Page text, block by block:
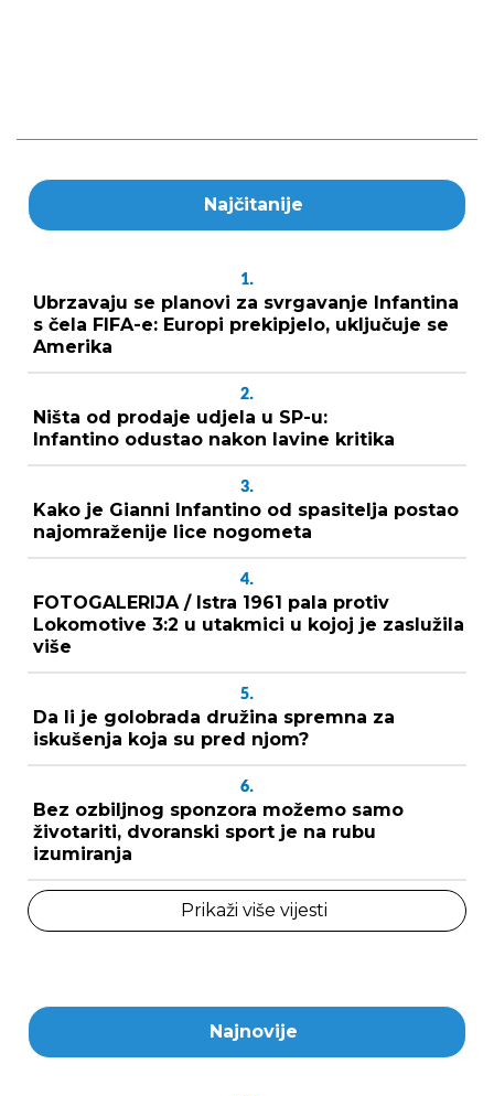
Najčitanije
1.
Ubrzavaju se planovi za svrgavanje Infantina
s čela FIFA-e: Europi prekipjelo, uključuje se
Amerika
2.
Ništa od prodaje udjela u SP-u:
Infantino odustao nakon lavine kritika
3.
Kako je Gianni Infantino od spasitelja postao
najomraženije lice nogometa
4.
FOTOGALERIJA / Istra 1961 pala protiv
Lokomotive 3:2 u utakmici u kojoj je zaslužila
više
5.
Da li je golobrada družina spremna za
iskušenja koja su pred njom?
6.
Bez ozbiljnog sponzora možemo samo
životariti, dvoranski sport je na rubu
izumiranja
Prikaži više vijesti
Najnovije